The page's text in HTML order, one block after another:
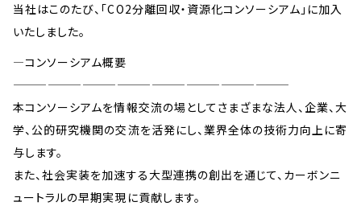
当社はこのたび、「CO2分離回収・資源化コンソーシアム」に加入
いたしました。
—コンソーシアム概要
————————————————————————
本コンソーシアムを情報交流の場としてさまざまな法人、企業、大
学、公的研究機関の交流を活発にし、業界全体の技術力向上に寄
与します。
また、社会実装を加速する大型連携の創出を通じて、カーボンニ
ュートラルの早期実現に貢献します。